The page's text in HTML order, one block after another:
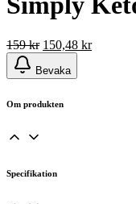
159kr Det
ursprungliga
priset
159 kr.
150,48 krDet
Bevaka
Om produkten
Specifikation